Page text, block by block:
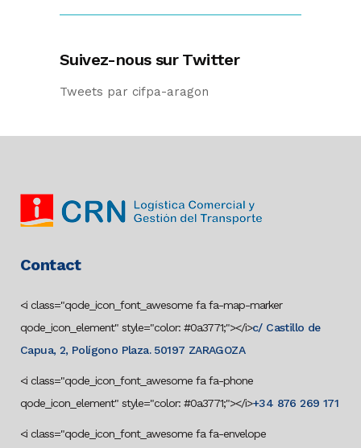
Suivez-nous sur Twitter
Tweets par cifpa-aragon
Contact
<i class="qode_icon_font_awesome fa fa-map-marker
qode_icon_element" style="color: #0a3771;"></i>c/ Castillo de
Capua, 2, Polígono Plaza. 50197 ZARAGOZA
<i class="qode_icon_font_awesome fa fa-phone
qode_icon_element" style="color: #0a3771;"></i>+34 876 269 171
<i class="qode_icon_font_awesome fa fa-envelope